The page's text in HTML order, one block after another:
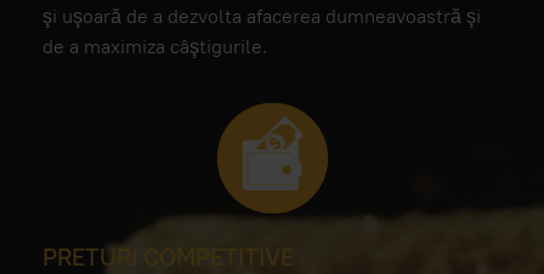
şi uşoară de a dezvolta afacerea dumneavoastră şi
de a maximiza câştigurile.
PRETURI COMPETITIVE